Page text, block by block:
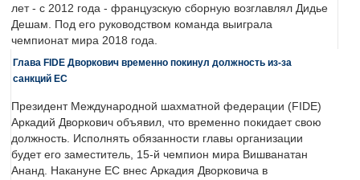
лет - с 2012 года - французскую сборную возглавлял Дидье
Дешам. Под его руководством команда выиграла
чемпионат мира 2018 года.
Глава FIDE Дворкович временно покинул должность из-за
санкций ЕС
Президент Международной шахматной федерации (FIDE)
Аркадий Дворкович объявил, что временно покидает свою
должность. Исполнять обязанности главы организации
будет его заместитель, 15-й чемпион мира Вишванатан
Ананд. Накануне ЕС внес Аркадия Дворковича в